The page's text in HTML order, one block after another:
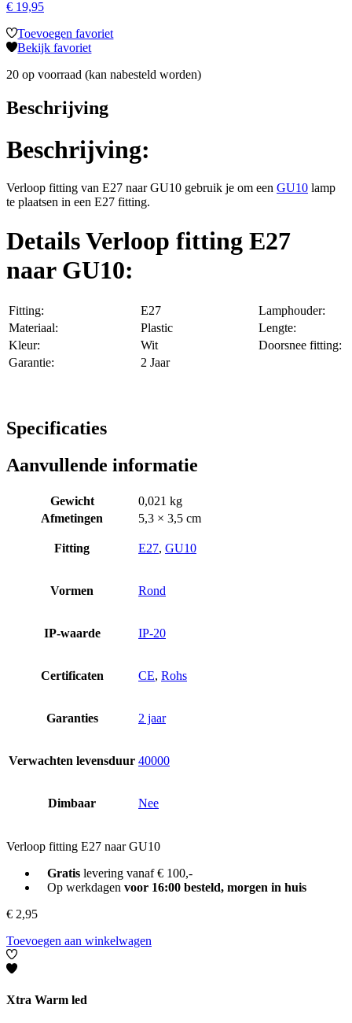
€ 19,95
Toevoegen favoriet
Bekijk favoriet
20 op voorraad (kan nabesteld worden)
Beschrijving
Beschrijving:
Verloop fitting van E27 naar GU10 gebruik je om een GU10 lamp
te plaatsen in een E27 fitting.
Details Verloop fitting E27
naar GU10:
Fitting: E27
Lamphouder:
Materiaal:
Plastic
Lengte:
Kleur:
Wit
Doorsnee fitting:
Garantie:
2 Jaar
Specificaties
Aanvullende informatie
Gewicht
0,021 kg
Afmetingen
5,3 × 3,5 cm
Fitting E27, GU10
Vormen Rond
IP-waarde IP-20
Certificaten CE, Rohs
Garanties 2 jaar
Verwachten levensduur 40000
Dimbaar Nee
Verloop fitting E27 naar GU10
Gratislevering vanaf € 100,-
Op werkdagen voor 16:00 besteld, morgen in huis
€ 2,95
Toevoegen aan winkelwagen
Xtra Warm led